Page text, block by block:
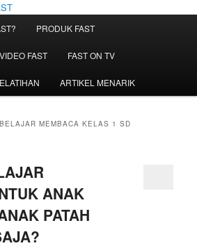
FAST
Belajar Membaca | Cara Cepat Belajar
PRODUK FAST
VIDEO FAST FAST ON TV
ARTIKEL MENARIK
MEMBACA KELAS 1 SD
ANAK
PATAH